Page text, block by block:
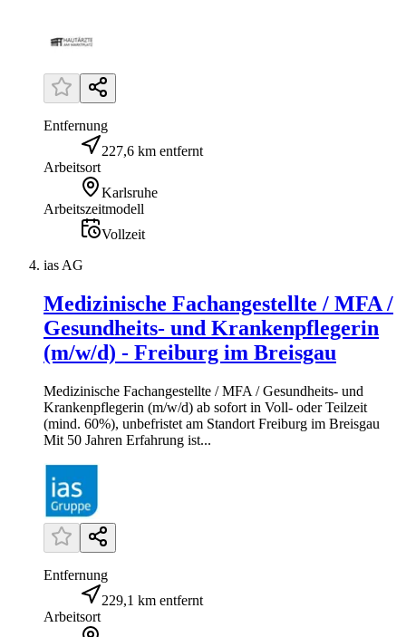
Entfernung
227,6 km entfernt
Arbeitsort
Karlsruhe
Arbeitszeitmodell
Vollzeit
ias AG
Medizinische Fachangestellte / MFA /
Gesundheits- und Krankenpflegerin
(m/w/d) - Freiburg im Breisgau
Medizinische Fachangestellte / MFA / Gesundheits- und
Krankenpflegerin (m/w/d) ab sofort in Voll- oder Teilzeit
(mind. 60%), unbefristet am Standort Freiburg im Breisgau
Mit 50 Jahren Erfahrung ist...
Entfernung
229,1 km entfernt
Arbeitsort